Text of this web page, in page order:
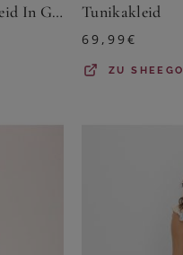
Yours Yours – Gerafftes Midikleid In Grün Mit Blumenmustersize 48 Tunikakleid
69,99€
ZUSHEEGO